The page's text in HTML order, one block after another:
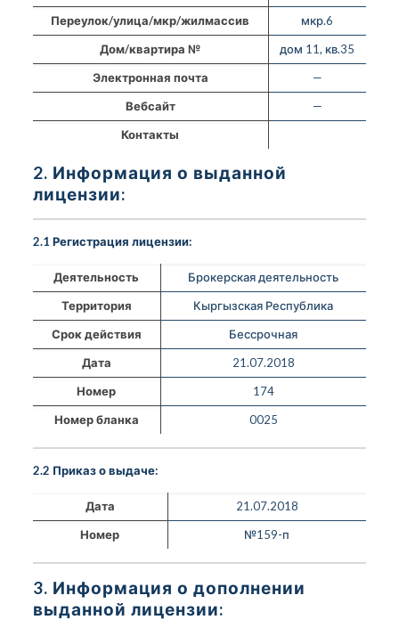
Переулок/улица/мкр/жилмассив
мкр.6
Дом/квартира №
дом 11, кв.35
Электронная почта
—
Вебсайт
—
Контакты
2. Информация о выданной
лицензии:
2.1 Регистрация лицензии:
Деятельность
Брокерская деятельность
Территория
Кыргызская Республика
Срок действия
Бессрочная
Дата
21.07.2018
Номер
174
Номер бланка
0025
2.2 Приказ о выдаче:
Дата
21.07.2018
Номер
№159-п
3. Информация о дополнении
выданной лицензии: